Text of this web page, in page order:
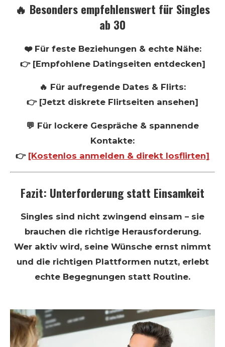
🔥 Besonders empfehlenswert für Singles
ab 30
❤️ Für feste Beziehungen & echte Nähe:
👉 [Empfohlene Datingseiten entdecken]
🔥 Für aufregende Dates & Flirts:
👉 [Jetzt diskrete Flirtseiten ansehen]
💬 Für lockere Gespräche & spannende
Kontakte:
👉 [Kostenlos anmelden & direkt losflirten]
Fazit: Unterforderung statt Einsamkeit
Singles sind nicht zwingend einsam – sie
brauchen die richtige Herausforderung.
Wer aktiv wird, seine Wünsche ernst nimmt
und die richtigen Plattformen nutzt, erlebt
echte Begegnungen statt Routine.